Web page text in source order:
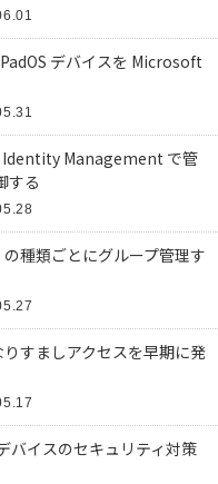
デバイスを Microsoft
Management で管
する
種類ごとにグループ管理す
すましアクセスを早期に発
イスのセキュリティ対策